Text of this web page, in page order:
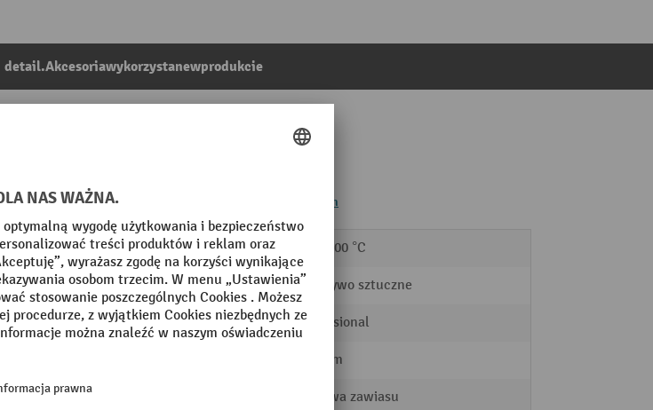
detail.Akcesoriawykorzystanewprodukcie
Euro i z otwarta przednia czescia do wózków pietrowych
Odporny na temperaturę -40 - 100 °C
Powierzchnia Tworzywo sztuczne
Segment Professional
600 mm
Typ pokrywy Pokrywa zawiasu